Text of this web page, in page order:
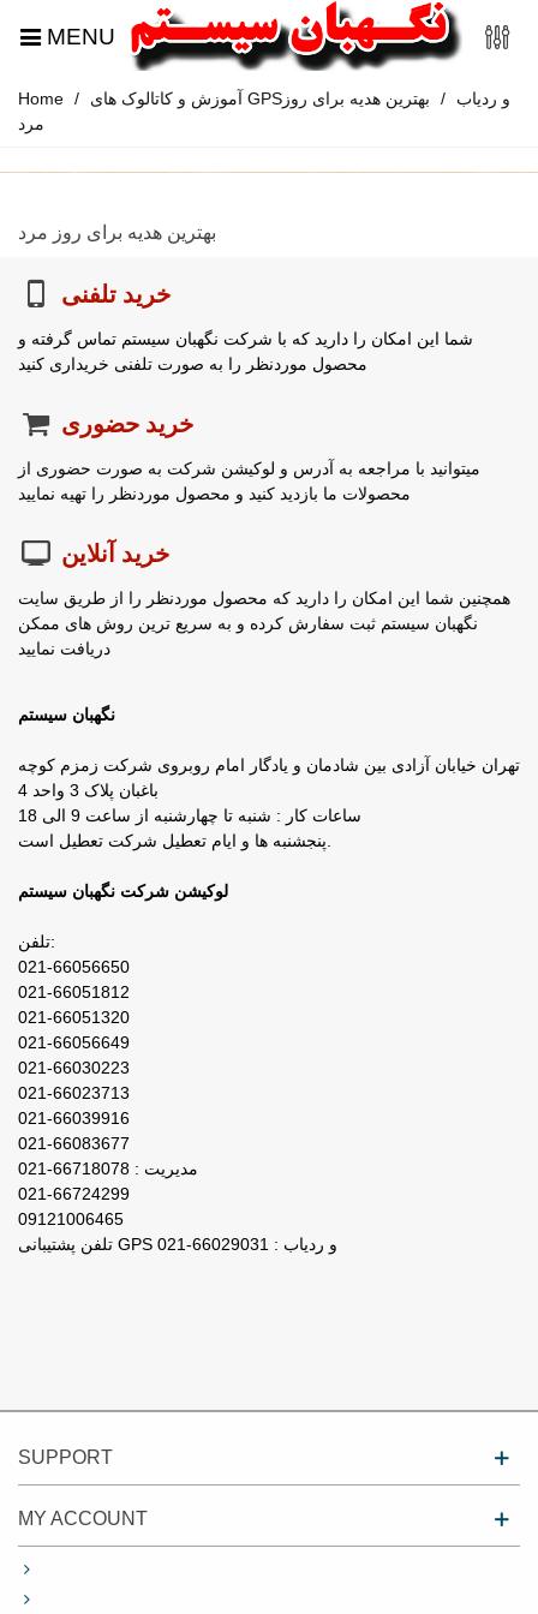
MENU
Home / آموزش و کاتالوک های GPSو ردیاب /
بهترین هدیه برای روز
مرد
بهترین هدیه برای روز مرد
خرید تلفنی
شما این امکان را دارید که با شرکت نگهبان سیستم تماس گرفته و
محصول موردنظر را به صورت تلفنی خریداری کنید
خرید حضوری
میتوانید با مراجعه به آدرس و لوکیشن شرکت به صورت حضوری از
محصولات ما بازدید کنید و محصول موردنظر را تهیه نمایید
خرید آنلاین
همچنین شما این امکان را دارید که محصول موردنظر را از طریق سایت
نگهبان سیستم ثبت سفارش کرده و به سریع ترین روش های ممکن
دریافت نمایید
نگهبان سیستم
تهران خیابان آزادی بین شادمان و یادگار امام روبروی شرکت زمزم کوچه
باغبان پلاک 3 واحد 4
پنجشنبه ها و ایام تعطیل شرکت تعطیل است.
لوکیشن شرکت نگهبان سیستم
تلفن:
021-66056650
021-66051812
021-66051320
021-66056649
021-66030223
021-66023713
021-66039916
021-66083677
مدیریت : 66718078-021
021-66724299
09121006465
تلفن پشتیبانی GPS و ردیاب : 66029031-021
SUPPORT
MY ACCOUNT